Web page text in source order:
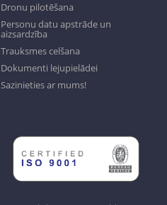
Dronu pilotēšana
Personu datu apstrāde un
aizsardzība
Trauksmes celšana
Dokumenti lejupielādei
Sazinieties ar mums!